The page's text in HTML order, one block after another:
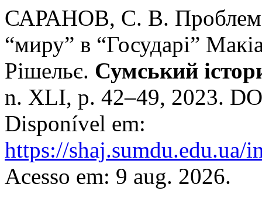
САРАНОВ, С. В. Проблема
“миру” в “Государі”
Рішельє. Сумський
n. XLI, p. 42–49, 2023.
Disponível em:
https://
Acesso em: 9 aug. 2026.